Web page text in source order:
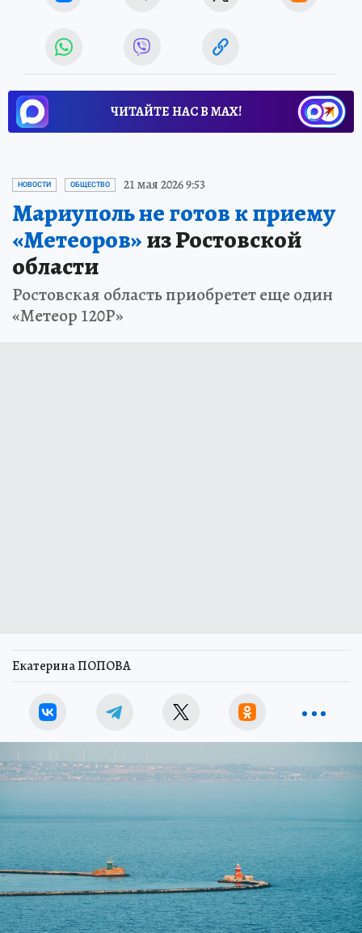
ЧИТАЙТЕ НАС В МАХ!
НОВОСТИ ОБЩЕСТВО 21 мая 2026 9:53
Мариуполь не готов к приему
«Метеоров»из Ростовской
области
Ростовская область приобретет еще один
«Метеор 120Р»
Екатерина ПОПОВА